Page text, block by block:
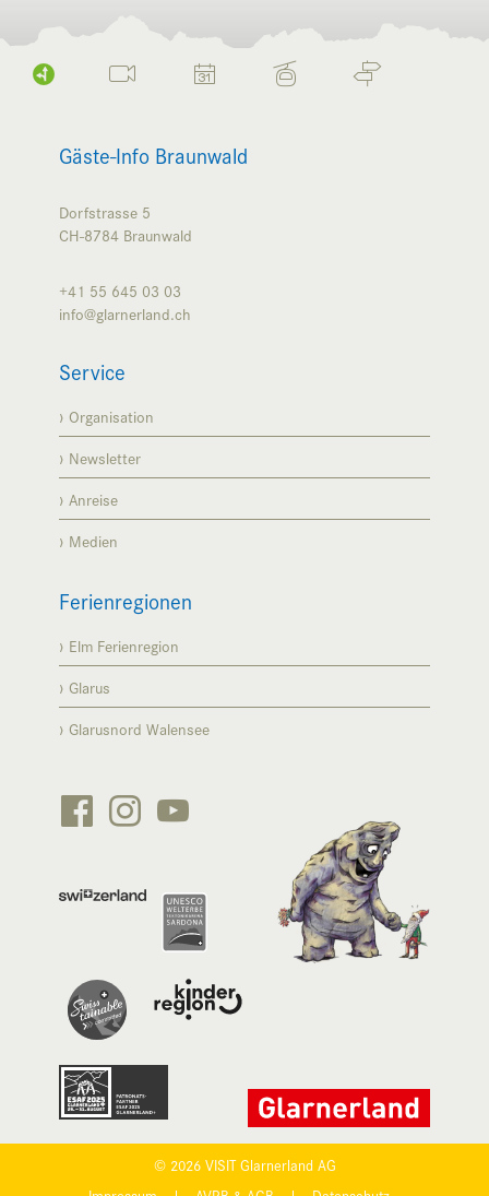
Gäste-Info Braunwald
Dorfstrasse 5
CH-8784 Braunwald
+41 55 645 03 03
info@glarnerland.ch
Service
Organisation
Newsletter
Anreise
Medien
Ferienregionen
Elm Ferienregion
Glarus
Glarusnord Walensee

 
© 2026 VISIT Glarnerland AG